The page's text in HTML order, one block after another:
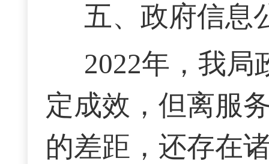
五、 政府信息
2022年，我局
定成效，但离服
的差距 ，还存在